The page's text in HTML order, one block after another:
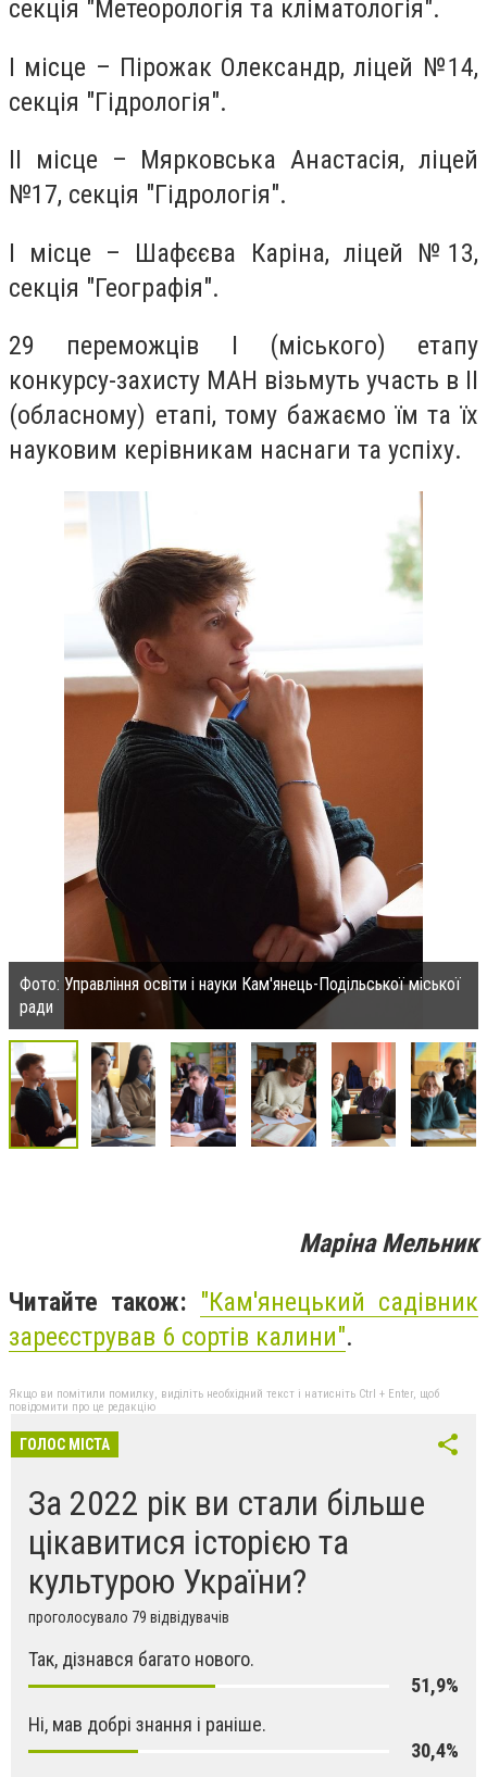
секція "Метеорологія та кліматологія".
І місце – Пірожак Олександр, ліцей №14,
секція "Гідрологія".
ІІ місце – Мярковська Анастасія, ліцей
№17, секція "Гідрологія".
І місце – Шафєєва Каріна, ліцей №13,
секція "Географія".
29 переможців І (міського) етапу
конкурсу-захисту МАН візьмуть участь в II
(обласному) етапі, тому бажаємо їм та їх
науковим керівникам наснаги та успіху.
Фото: Управління освіти і науки Кам'янець-Подільської міської
ради
Маріна Мельник
Читайте також: "Кам'янецький садівник
зареєстрував 6 сортів калини".
Якщо ви помітили помилку, виділіть необхідний текст і натисніть Ctrl + Enter, щоб
повідомити про це редакцію
ГОЛОС МІСТА
За 2022 рік ви стали більше
цікавитися історією та
культурою України?
проголосувало 79 відвідувачів
Так, дізнався багато нового.
51,9%
Ні, мав добрі знання і раніше.
30,4%